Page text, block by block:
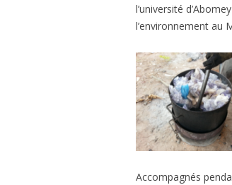
l’université
l’environnement au
Accompagnés